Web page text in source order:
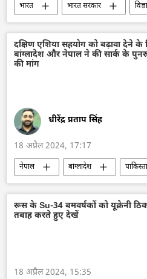
भारत भारत सरकार
इसरो
अंतरिक्ष
अंतरिक्ष
अंतरिक्ष अनुसंधान
भारतीय नौसेना
रक्षा मंत्रालय (MoD)
तकनीकी
दक्षिण एशिया सहयोग को बढ़ावा देने के
बांग्लादेश और नेपाल ने की सार्क के
की मांग
धीरेंद्र प्रताप सिंह
18 अप्रैल 2024, 17:17
नेपाल बांग्लादेश
भूटान
अफगानिस्तान
श्रीलंका
मालदीव
दक्षिण
दक्षिण-पूर्व एशिया
रूस के Su-34 बमवर्षकों को यूक्रेनी
तबाह करते हुए देखें
18 अप्रैल 2024, 15:35